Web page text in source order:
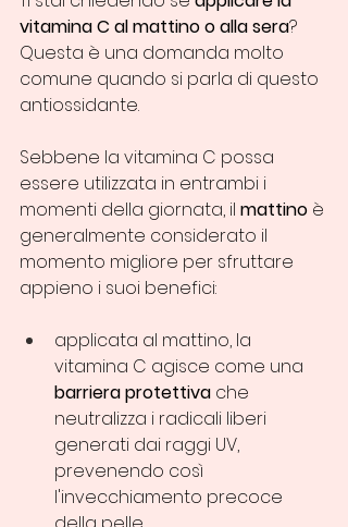
vitamina C al mattino o alla sera?
Questa è una domanda molto
comune quando si parla di questo
antiossidante.
Sebbene la vitamina C possa
essere utilizzata in entrambi i
momenti della giornata, il mattino è
generalmente considerato il
momento migliore per sfruttare
appieno i suoi benefici:
applicata al mattino, la
vitamina C agisce come una
barriera protettiva che
neutralizza i radicali liberi
generati dai raggi UV,
prevenendo così
l'invecchiamento precoce